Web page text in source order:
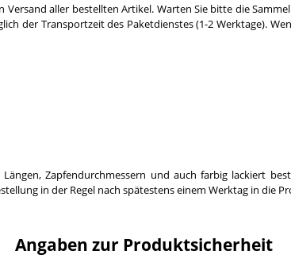
Versand aller bestellten Artikel. Warten Sie bitte die
der Transportzeit des Paketdienstes (1-2 Werktage).
Zapfendurchmessern und auch farbig lackiert
in der Regel nach spätestens einem Werktag in die
Angaben zur Produktsicherheit